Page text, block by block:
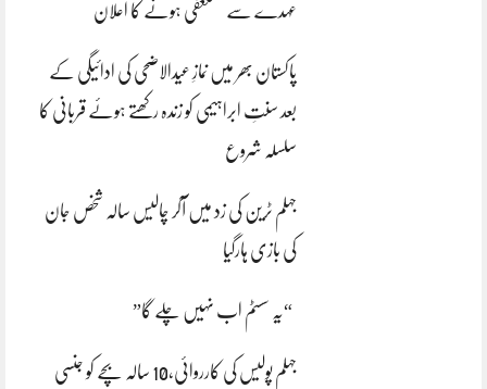
عہدے سے مستعفی ہونے کا اعلان
پاکستان بھر میں نمازِ عیدالاضحی کی ادائیگی کے
بعد سنتِ ابراہیمی کو زندہ رکھتے ہوئے قربانی کا
سلسلہ شروع
جہلم ٹرین کی زد میں آکر چالیس سالہ شخص جان
کی بازی ہارگیا
“یہ سسٹم اب نہیں چلے گا”
جہلم پولیس کی کارروائی،10 سالہ بچے کو جنسی